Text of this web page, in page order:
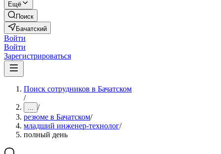
Ещё
Поиск
Бачатский
Войти
Войти
Зарегистрироваться
Поиск сотрудников в Бачатском
/
... /
резюме в Бачатском/
младший инженер-технолог/
полный день